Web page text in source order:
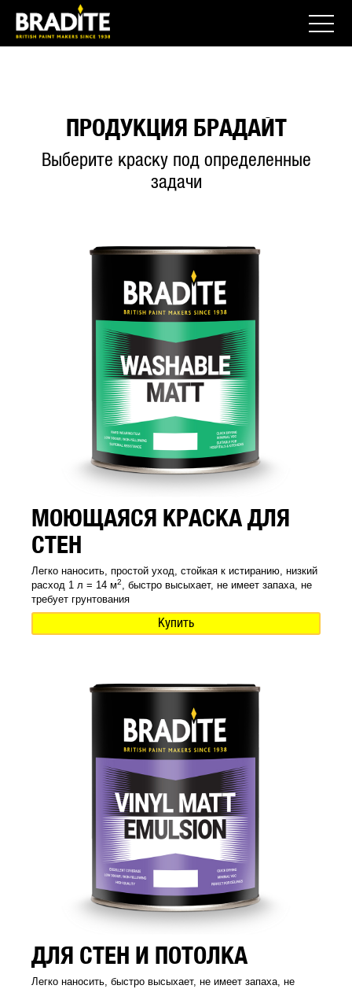
ПРОДУКЦИЯ БРАДАЙТ
Выберите краску под определенные
задачи
МОЮЩАЯСЯ КРАСКА ДЛЯ
СТЕН
Легко наносить, простой уход, стойкая к истиранию, низкий
расход 1 л = 14 м2
, быстро высыхает, не имеет запаха, не
требует грунтования
Купить
ДЛЯ СТЕН И ПОТОЛКА
Легко наносить, быстро высыхает, не имеет запаха, не